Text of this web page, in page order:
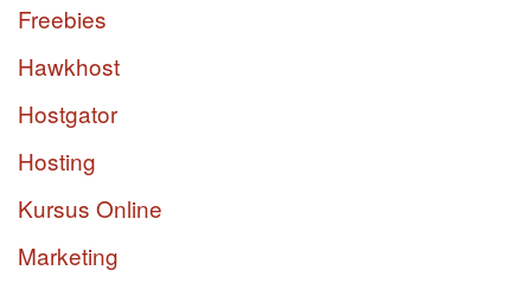
Freebies
Hawkhost
Hostgator
Hosting
Kursus Online
Marketing